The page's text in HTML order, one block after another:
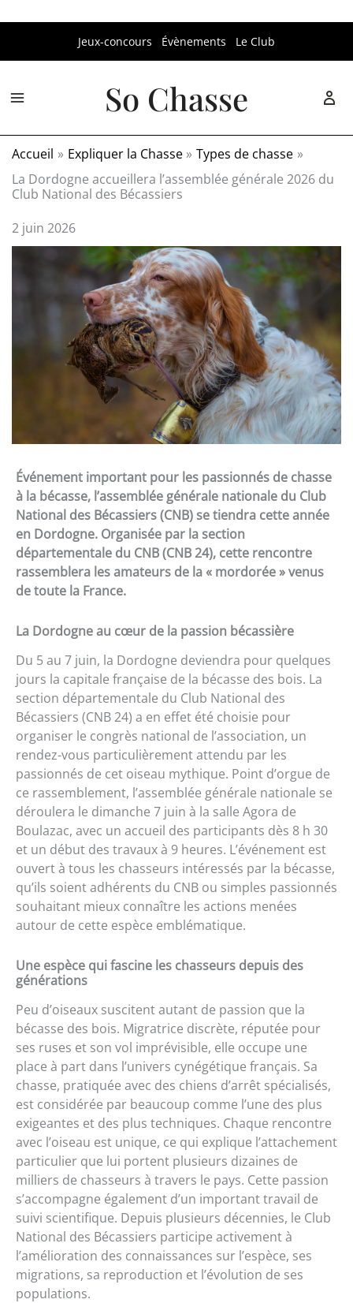
Jeux-concours Évènements Le Club
So Chasse
Accueil Expliquer la Chasse
Types de chasse
La Dordogne accueillera l’assemblée générale 2026 du
Club National des Bécassiers
2 juin 2026
Événement important pour les passionnés de chasse
à la bécasse, l’assemblée générale nationale du Club
National des Bécassiers (CNB) se tiendra cette année
en Dordogne. Organisée par la section
départementale du CNB (CNB 24), cette rencontre
rassemblera les amateurs de la « mordorée » venus
de toute la France.
La Dordogne au cœur de la passion bécassière
Du 5 au 7 juin, la Dordogne deviendra pour quelques
jours la capitale française de la bécasse des bois. La
section départementale du Club National des
Bécassiers (CNB 24) a en effet été choisie pour
organiser le congrès national de l’association, un
rendez-vous particulièrement attendu par les
passionnés de cet oiseau mythique. Point d’orgue de
ce rassemblement, l’assemblée générale nationale se
déroulera le dimanche 7 juin à la salle Agora de
Boulazac, avec un accueil des participants dès 8 h 30
et un début des travaux à 9 heures. L’événement est
ouvert à tous les chasseurs intéressés par la bécasse,
qu’ils soient adhérents du CNB ou simples passionnés
souhaitant mieux connaître les actions menées
autour de cette espèce emblématique.
Une espèce qui fascine les chasseurs depuis des
générations
Peu d’oiseaux suscitent autant de passion que la
bécasse des bois. Migratrice discrète, réputée pour
ses ruses et son vol imprévisible, elle occupe une
place à part dans l’univers cynégétique français. Sa
chasse, pratiquée avec des chiens d’arrêt spécialisés,
est considérée par beaucoup comme l’une des plus
exigeantes et des plus techniques. Chaque rencontre
avec l’oiseau est unique, ce qui explique l’attachement
particulier que lui portent plusieurs dizaines de
milliers de chasseurs à travers le pays. Cette passion
s’accompagne également d’un important travail de
suivi scientifique. Depuis plusieurs décennies, le Club
National des Bécassiers participe activement à
l’amélioration des connaissances sur l’espèce, ses
migrations, sa reproduction et l’évolution de ses
populations.